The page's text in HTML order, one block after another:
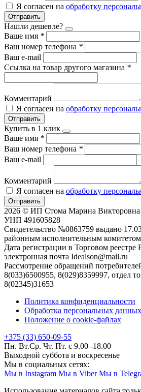
Я согласен на обработку
Отправить
Нашли дешевле?
Ваше имя *
Ваш номер телефона *
Ваш e-mail
Ссылка на товар другого магазина *
Комментарий
Я согласен на обработку
Отправить
Купить в 1 клик
Ваше имя *
Ваш номер телефона *
Ваш e-mail
Комментарий
Я согласен на обработку
Отправить
2026 © ИП Стома Марина Викторовна
УНП 491605828
Свидетельство №0863759 выдано
районным исполнительным
Дата регистрации в Торговом
электронная почта Idealson@mail.ru
Рассмотрение обращений
8(033)6500955, 8(029)8359997, отдел
8(02345)31653
Политика конфиденциальности
Обработка персональных данных
Положение о cookie-файлах
+375 (33) 650-09-55
Пн. Вт.Ср. Чт. Пт. с 9.00 -18.00
Выходной суббота и воскресенье
Мы в социальных сетях:
Мы в Instagram Мы в Viber Мы в